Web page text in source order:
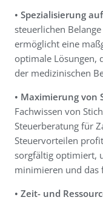
• Spezialisierung
steuerlichen
ermöglicht eine
optimale Lösungen,
der medizinischen
• Maximierung von
Fachwissen von
Steuerberatung für
Steuervorteilen
sorgfältig optimiert,
minimieren und das
• Zeit- und